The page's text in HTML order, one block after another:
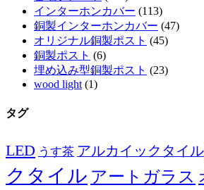
インターホンカバー (113)
銅製インターホンカバー (47)
オリジナル銅製ポスト (45)
銅製ポスト (6)
埋め込み型銅製ポスト (23)
wood light (1)
タグ
LED うす茶 アルカイックタイル
クタイル アートガラス